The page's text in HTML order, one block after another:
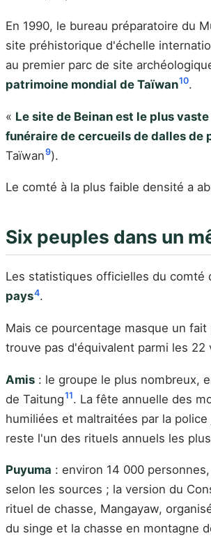
En 1990, le bureau préparatoire du
site préhistorique d'échelle
au premier parc de site
patrimoine mondial de Taïwan10.
« Le site de Beinan est le plus
funéraire de cercueils de dalles de
Taïwan9).
Le comté à la plus faible densité a
Six peuples dans un
Les statistiques officielles du comté
pays4.
Mais ce pourcentage masque un
trouve pas d'équivalent parmi les
Amis : le groupe le plus nombreux,
de Taitung11. La fête annuelle des
humiliées et maltraitées par la
reste l'un des rituels annuels les
Puyuma : environ 14 000
selon les sources ; la version du
rituel de chasse, Mangayaw,
du singe et la chasse en montagne